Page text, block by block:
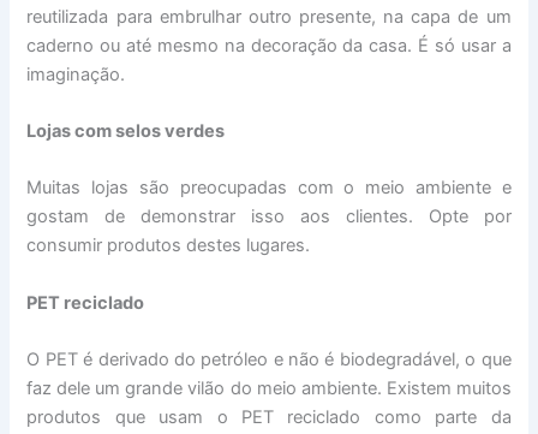
reutilizada para embrulhar outro presente, na capa de um
caderno ou até mesmo na decoração da casa. É só usar a
imaginação.
Lojas com selos verdes
Muitas lojas são preocupadas com o meio ambiente e
gostam de demonstrar isso aos clientes. Opte por
consumir produtos destes lugares.
PET reciclado
O PET é derivado do petróleo e não é biodegradável, o que
faz dele um grande vilão do meio ambiente. Existem muitos
produtos que usam o PET reciclado como parte da